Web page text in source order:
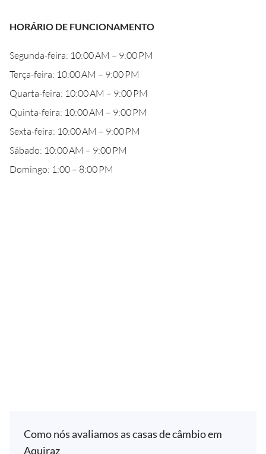
HORÁRIO DE FUNCIONAMENTO
Segunda-feira: 10:00 AM – 9:00 PM
Terça-feira: 10:00 AM – 9:00 PM
Quarta-feira: 10:00 AM – 9:00 PM
Quinta-feira: 10:00 AM – 9:00 PM
Sexta-feira: 10:00 AM – 9:00 PM
Sábado: 10:00 AM – 9:00 PM
Domingo: 1:00 – 8:00 PM
Como nós avaliamos as casas de câmbio em
Aquiraz